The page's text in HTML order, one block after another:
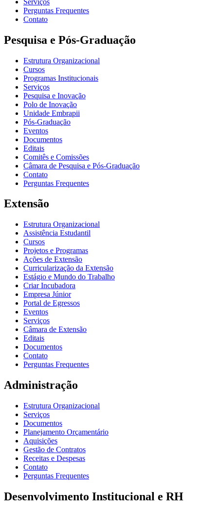
Perguntas Frequentes
Contato
Pesquisa e Pós-Graduação
Estrutura Organizacional
Cursos
Programas Institucionais
Serviços
Pesquisa e Inovação
Polo de Inovação
Unidade Embrapii
Pós-Graduação
Eventos
Documentos
Editais
Comitês e Comissões
Câmara de Pesquisa e Pós-Graduação
Contato
Perguntas Frequentes
Extensão
Estrutura Organizacional
Assistência Estudantil
Cursos
Projetos e Programas
Ações de Extensão
Curricularização da Extensão
Estágio e Mundo do Trabalho
Criar Incubadora
Empresa Júnior
Portal de Egressos
Eventos
Serviços
Câmara de Extensão
Editais
Documentos
Contato
Perguntas Frequentes
Administração
Estrutura Organizacional
Serviços
Documentos
Planejamento Orçamentário
Aquisições
Gestão de Contratos
Receitas e Despesas
Contato
Perguntas Frequentes
Desenvolvimento Institucional e RH